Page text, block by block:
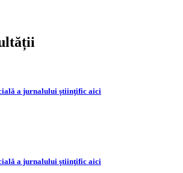
a jurnalului ştiinţific aici
a jurnalului ştiinţific aici